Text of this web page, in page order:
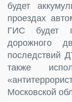
будет
проездах
ГИС будет
дорожного
последствий
также
Московской